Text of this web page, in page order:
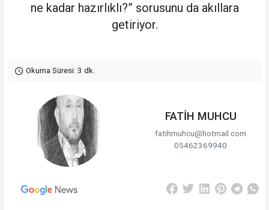
ne kadar hazırlıklı?” sorusunu da akıllara
getiriyor.
Okuma Süresi: 3 dk.
FATİH MUHCU
fatihmuhcu@hotmail.com
05462369940